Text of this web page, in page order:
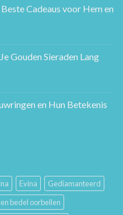
Cadeaus voor Hem en
Gouden Sieraden Lang
en Hun Betekenis
Evina
Gediamanteerd
bedel oorbellen